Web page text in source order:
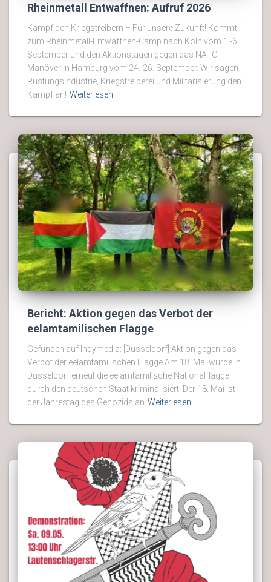
Rheinmetall Entwaffnen: Aufruf 2026
Kampf den Kriegstreibern – Für unsere Zukunft! Kommt
zum Rheinmetall-Entwaffnen-Camp nach Köln vom 1.-6.
September und den Aktionstagen gegen das NATO-
Manöver in Hamburg vom 24.-26. September. Wir sagen
Rüstungsindustrie, Kriegstreiberei und Militarisierung den
Kampf an! Weiterlesen
Bericht: Aktion gegen das Verbot der
eelamtamilischen Flagge
Gefunden auf Indymedia: [Düsseldorf] Aktion gegen das
Verbot der eelamtamilischen Flagge Am 18. Mai wurde in
Düsseldorf erneut die eelamtamilische Nationalflagge
durch den deutschen Staat kriminalisiert. Der 18. Mai ist
der Jahrestag des Genozids an Weiterlesen